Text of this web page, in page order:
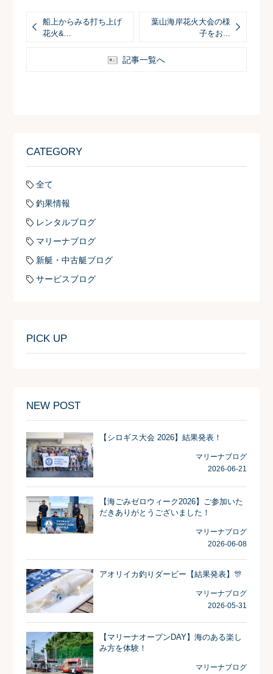
船上からみる打ち上げ
花火&...
葉山海岸花火大会の様
子をお...
記事一覧へ
CATEGORY
全て
釣果情報
レンタルブログ
マリーナブログ
新艇・中古艇ブログ
サービスブログ
PICK UP
NEW POST
【シロギス大会 2026】結果発表！
マリーナブログ
2026-06-21
【海ごみゼロウィーク2026】ご参加いた
だきありがとうございました！
マリーナブログ
2026-06-08
アオリイカ釣りダービー【結果発表】🎊
マリーナブログ
2026-05-31
【マリーナオープンDAY】海のある楽し
み方を体験！
マリーナブログ